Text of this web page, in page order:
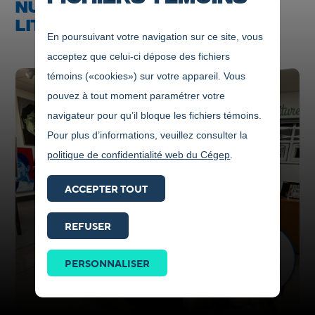
En poursuivant votre navigation sur ce site, vous
acceptez que celui-ci dépose des fichiers
témoins («cookies») sur votre appareil. Vous
pouvez à tout moment paramétrer votre
navigateur pour qu’il bloque les fichiers témoins.
Pour plus d’informations, veuillez consulter la
politique de confidentialité web du Cégep
ACCEPTER TOUT
REFUSER
PERSONNALISER
NUMÉRO DE LA REVUE
LITTÉRAIRE S'UL COTTEUR